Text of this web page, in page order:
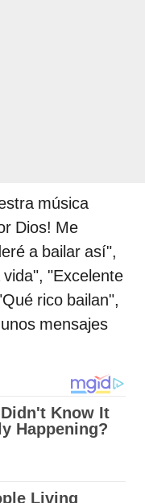
música
Dios! Me
a bailar así",
"Excelente
rico bailan",
mensajes